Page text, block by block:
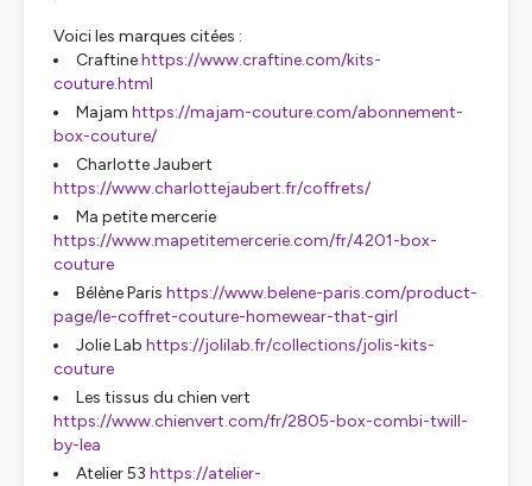
Voici les marques citées :
Craftinehttps://www.craftine.com/kits-
couture.html
Majam https://majam-couture.com/abonnement-
box-couture/
Charlotte Jaubert
https://www.charlottejaubert.fr/coffrets/
Ma petite mercerie
https://www.mapetitemercerie.com/fr/4201-box-
couture
Bélène Paris https://www.belene-paris.com/product-
page/le-coffret-couture-homewear-that-girl
Jolie Lab https://jolilab.fr/collections/jolis-kits-
couture
Les tissus du chien vert
https://www.chienvert.com/fr/2805-box-combi-twill-
by-lea
Atelier 53 https://atelier-